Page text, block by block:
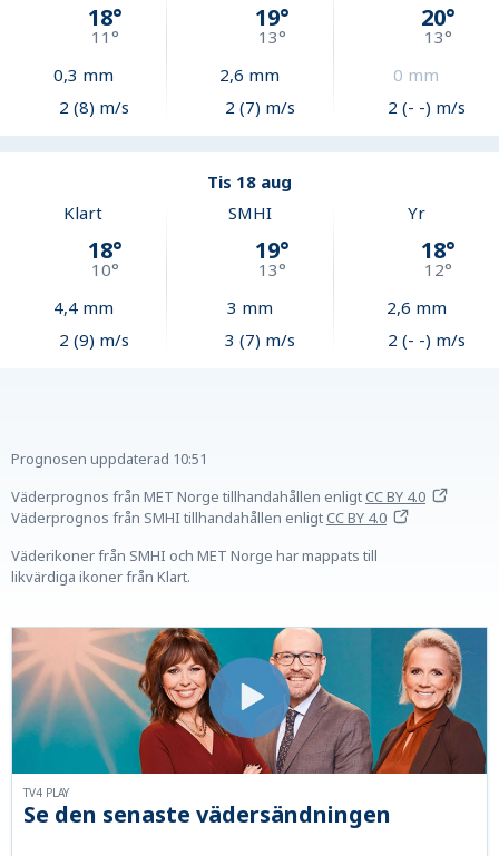
18°
11°
0,3 mm
2 (8) m/s
19°
13°
2,6 mm
2 (7) m/s
20°
13°
0 mm
2 (- -) m/s
Tis 18 aug
Klart
18°
10°
4,4mm
2 (9) m/s
SMHI
19°
13°
3 mm
3 (7) m/s
Yr
18°
12°
2,6 mm
2 (- -) m/s
Prognosen uppdaterad 10:51
Väderprognos från MET Norge tillhandahållen enligtCC BY 4.0
Väderprognos från SMHI tillhandahållen enligtCC BY 4.0
Väderikoner från SMHI och MET Norge har mappats till
likvärdiga ikoner från Klart.
Se den senaste vädersändningen
TV4 PLAY